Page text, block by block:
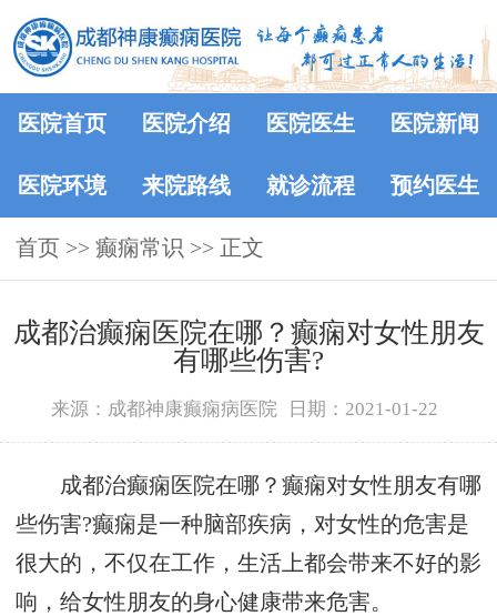
医院首页 医院介绍 医院医生 医院新闻
医院环境 来院路线 就诊流程 预约医生
首页 >> 癫痫常识 >> 正文
成都治癫痫医院在哪？癫痫对女性朋友
有哪些伤害?
来源：成都神康癫痫病医院 日期：2021-01-22
成都治癫痫医院在哪？癫痫对女性朋友有哪
些伤害?癫痫是一种脑部疾病，对女性的危害是
很大的，不仅在工作，生活上都会带来不好的影
响，给女性朋友的身心健康带来危害。